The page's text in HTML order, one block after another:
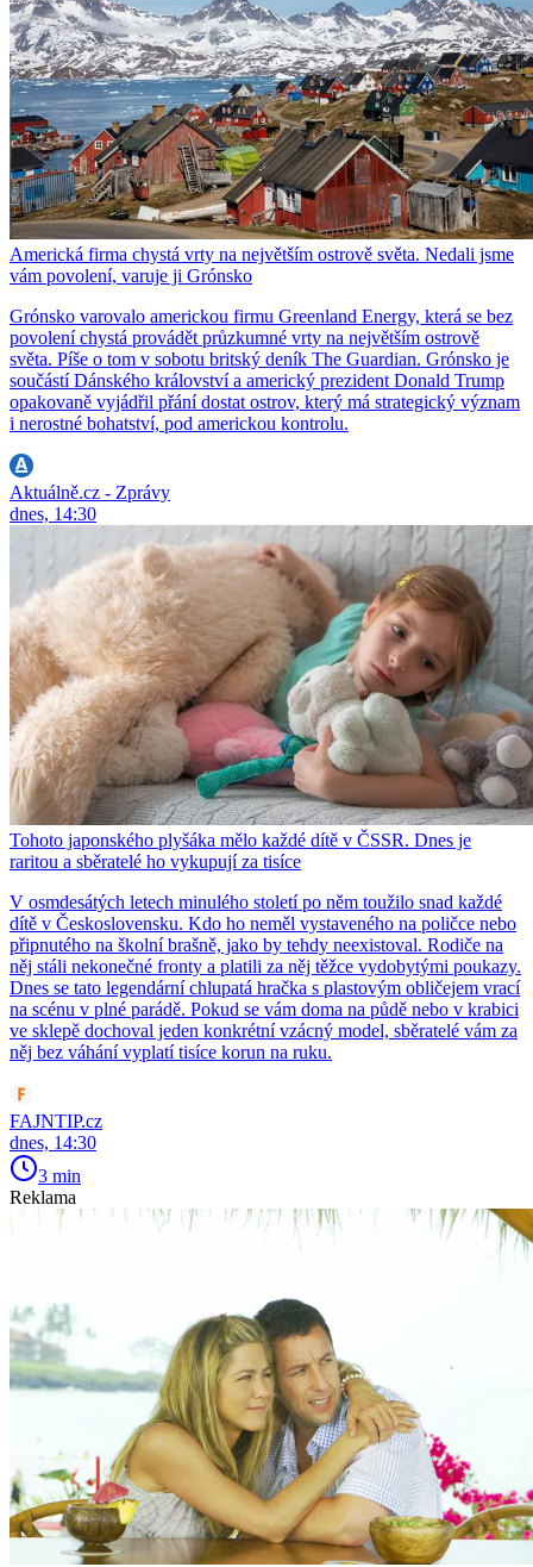
Americká firma chystá vrty na největším ostrově světa. Nedali jsme
vám povolení, varuje ji Grónsko
Grónsko varovalo americkou firmu Greenland Energy, která se bez
povolení chystá provádět průzkumné vrty na největším ostrově
světa. Píše o tom v sobotu britský deník The Guardian. Grónsko je
součástí Dánského království a americký prezident Donald Trump
opakovaně vyjádřil přání dostat ostrov, který má strategický význam
i nerostné bohatství, pod americkou kontrolu.
Aktuálně.cz - Zprávy
dnes, 14:30
Tohoto japonského plyšáka mělo každé dítě v ČSSR. Dnes je
raritou a sběratelé ho vykupují za tisíce
V osmdesátých letech minulého století po něm toužilo snad každé
dítě v Československu. Kdo ho neměl vystaveného na poličce nebo
připnutého na školní brašně, jako by tehdy neexistoval. Rodiče na
něj stáli nekonečné fronty a platili za něj těžce vydobytými poukazy.
Dnes se tato legendární chlupatá hračka s plastovým obličejem vrací
na scénu v plné parádě. Pokud se vám doma na půdě nebo v krabici
ve sklepě dochoval jeden konkrétní vzácný model, sběratelé vám za
něj bez váhání vyplatí tisíce korun na ruku.
FAJNTIP.cz
dnes, 14:30
3 min
Reklama